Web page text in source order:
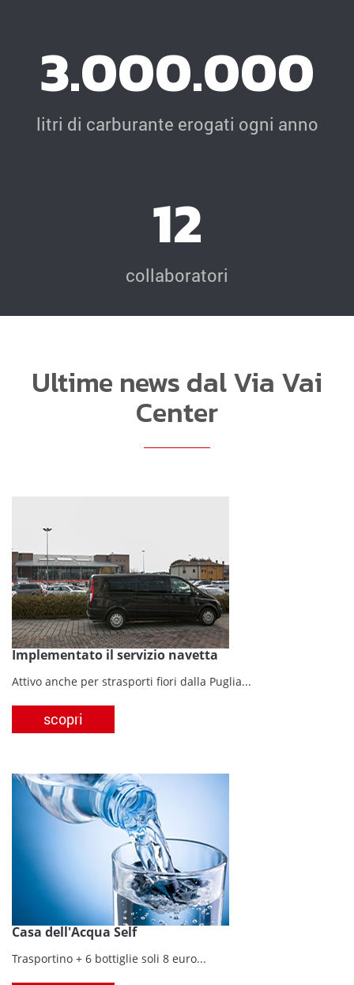
3.000.000
litri di carburante erogati ogni anno
12
collaboratori
Ultime news dal Via Vai
Center
Implementato il servizio navetta
Attivo anche per strasporti fiori dalla Puglia...
scopri
Casa dell'Acqua Self
Trasportino + 6 bottiglie soli 8 euro...